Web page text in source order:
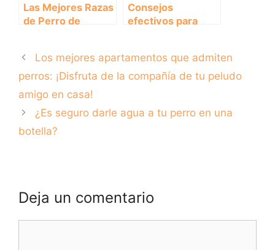
Las Mejores Razas
de Perro de
Consejos
efectivos para
ensuciarte
Los mejores apartamentos que admiten
perros: ¡Disfruta de la compañía de tu peludo
amigo en casa!
¿Es seguro darle agua a tu perro en una
botella?
Deja un comentario